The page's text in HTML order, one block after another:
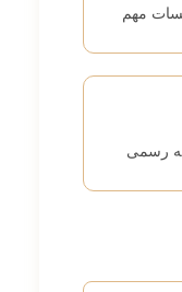
مهم
رسمی